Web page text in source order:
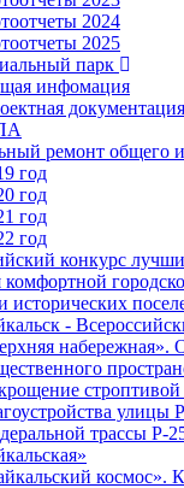
2024
2025
парк
инфомация
документация
ремонт общего
год
год
год
год
конкурс
комфортной
исторических
-
набережная».
улицы
трассы Р-
космос».